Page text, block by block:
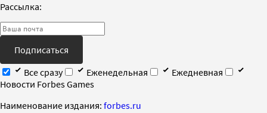
Рассылка:
Подписаться
Все сразу
Еженедельная
Ежедневная
Новости Forbes Games
Наименование издания: forbes.ru